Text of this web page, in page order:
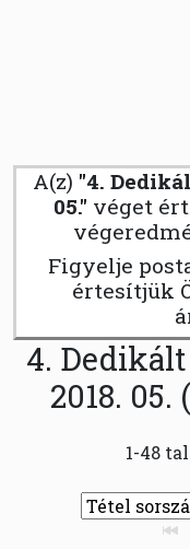
A(z) "4.
05." véget
Figyelje
értesítjük
4.
2018.
1-48